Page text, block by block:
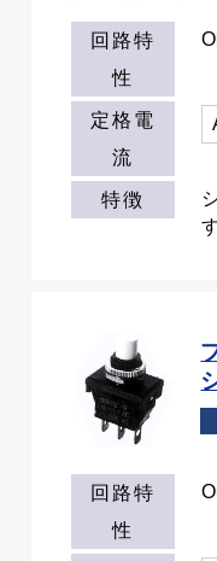
回路特
性
定格電
流
特徴
回路特
性